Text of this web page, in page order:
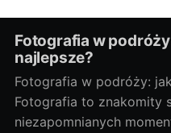
Fotografia w
najlepsze?
Fotografia w podróży:
Fotografia to znakomity
niezapomnianych